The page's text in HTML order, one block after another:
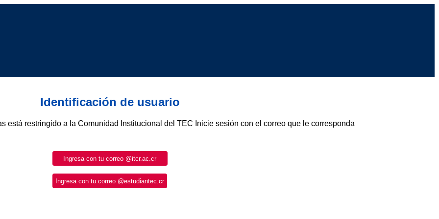
Identificación de usuario
está restringido a la Comunidad Institucional del TEC Inicie sesión con el correo que le corresponda